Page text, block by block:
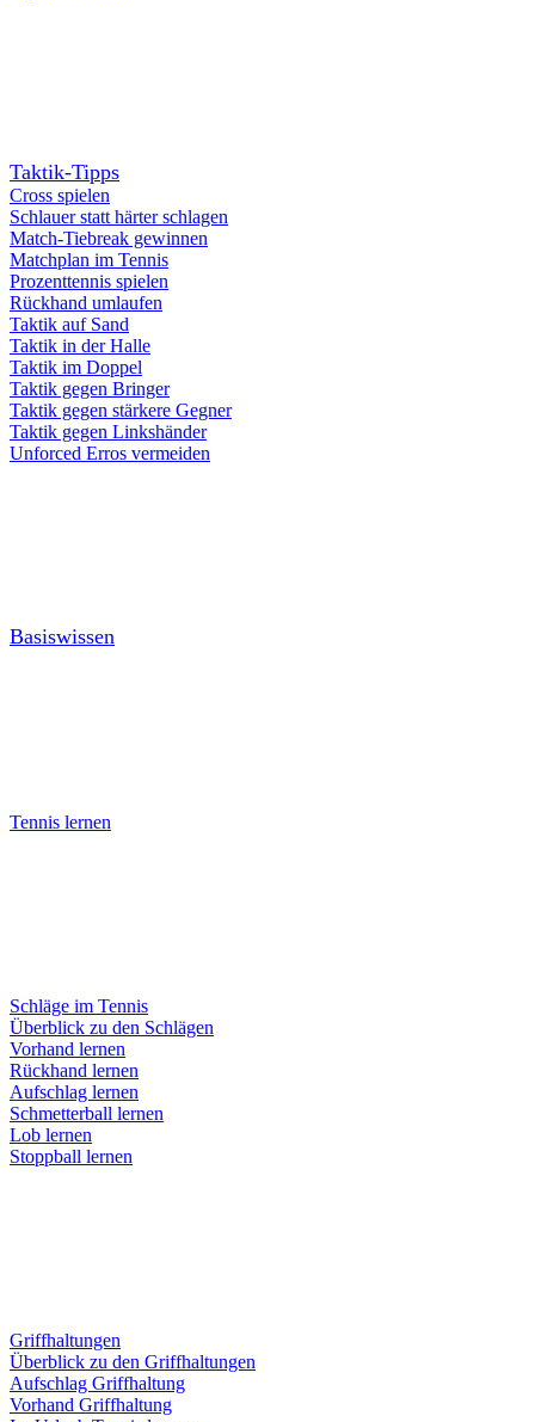
Taktik-Tipps
Cross spielen
Schlauer statt härter schlagen
Match-Tiebreak gewinnen
Matchplan im Tennis
Prozenttennis spielen
Rückhand umlaufen
Taktik auf Sand
Taktik in der Halle
Taktik im Doppel
Taktik gegen Bringer
Taktik gegen stärkere Gegner
Taktik gegen Linkshänder
Unforced Erros vermeiden
Basiswissen
Tennis lernen
Schläge im Tennis
Überblick zu den Schlägen
Vorhand lernen
Rückhand lernen
Aufschlag lernen
Schmetterball lernen
Lob lernen
Stoppball lernen
Griffhaltungen
Überblick zu den Griffhaltungen
Aufschlag Griffhaltung
Vorhand Griffhaltung